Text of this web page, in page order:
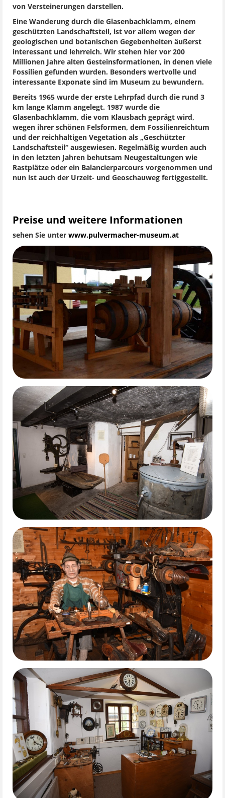
von Versteinerungen darstellen.
Eine Wanderung durch die Glasenbachklamm, einem
geschützten Landschaftsteil, ist vor allem wegen der
geologischen und botanischen Gegebenheiten äußerst
interessant und lehrreich. Wir stehen hier vor 200
Millionen Jahre alten Gesteinsformationen, in denen viele
Fossilien gefunden wurden. Besonders wertvolle und
interessante Exponate sind im Museum zu bewundern.
Bereits 1965 wurde der erste Lehrpfad durch die rund 3
km lange Klamm angelegt. 1987 wurde die
Glasenbachklamm, die vom Klausbach geprägt wird,
wegen ihrer schönen Felsformen, dem Fossilienreichtum
und der reichhaltigen Vegetation als „Geschützter
Landschaftsteil“ ausgewiesen. Regelmäßig wurden auch
in den letzten Jahren behutsam Neugestaltungen wie
Rastplätze oder ein Balancierparcours vorgenommen und
nun ist auch der Urzeit- und Geoschauweg fertiggestellt.
Preise und weitere Informationen
sehen Sie unter www.pulvermacher-museum.at